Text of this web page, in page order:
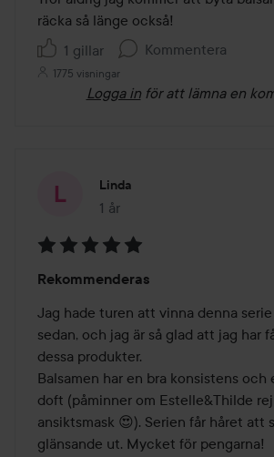
räcka så länge också!
1 gillar
Kommentera
1775 visningar
Logga in för att lämna en
Linda
1 år
Inlägget skapades 1 år
5
av
5
Rekommenderas
Jag hade turen att vinna denna
sedan, och jag är så glad att jag har
dessa produkter.
Balsamen har en bra konsistens och
doft (påminner om Estelle&Thilde
ansiktsmask 😍). Serien får håret att
glänsande ut. Mycket för pengarna!